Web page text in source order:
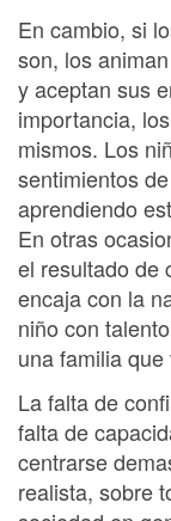
En cambio, si
son, los
y aceptan sus
importancia,
mismos. Los
sentimientos
aprendiendo
En otras
el resultado de
encaja con la
niño con
una familia
La falta de
falta de
centrarse
realista, sobre